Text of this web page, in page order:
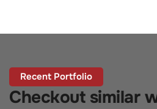
Recent Portfolio
Checkout similar